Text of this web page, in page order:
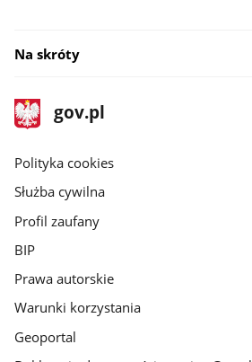
Na skróty
stopka
gov.pl
Strona
gov.pl
gov.pl
Polityka cookies
Służba cywilna
Profil zaufany
BIP
Prawa autorskie
Warunki korzystania
Geoportal